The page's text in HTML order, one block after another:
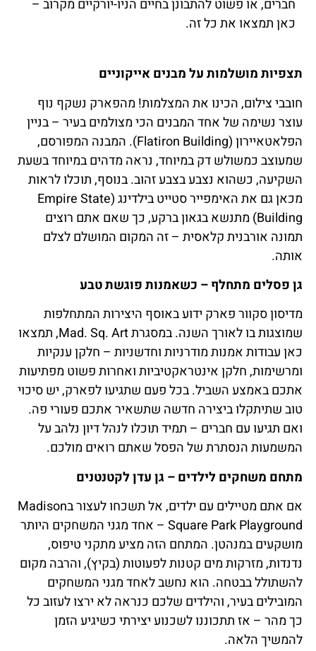
חברים, או פשוט להתבונן בחיים הניו-יורקיים מקרוב –
כאן תמצאו את כל זה.
תצפיות מושלמות על מבנים אייקוניים
חובבי צילום, הכינו את המצלמות! מהפארק נשקף נוף
עוצר נשימה של אחד המבנים הכי מצולמים בעיר – בניין
הפלאטאיירון (Flatiron Building). המבנה המפורסם,
שמעוצב כמשולש דק במיוחד, נראה מדהים במיוחד בשעת
השקיעה, כשהוא נצבע בצבע זהוב. בנוסף, תוכלו לראות
מכאן גם את האימפייר סטייט בילדינג (Empire State
Building) מתנשא בגאון ברקע, כך שאם אתם רוצים
תמונה אורבנית קלאסית – זה המקום המושלם לצלם
אותה.
גן פסלים מתחלף – כשאמנות פוגשת טבע
מדיסון סקוור פארק ידוע באוסף היצירות המתחלפות
שמוצגות בו לאורך השנה. במסגרת Mad. Sq. Art, תמצאו
כאן עבודות אמנות מודרניות וחדשניות – חלקן ענקיות
ומרשימות, חלקן אינטראקטיביות ואחרות פשוט מפתיעות
אתכם באמצע השביל. בכל פעם שתגיעו לפארק, יש סיכוי
טוב שתיתקלו ביצירה חדשה שתשאיר אתכם פעורי פה.
ואם תגיעו עם חברים – תמיד תוכלו לנהל דיון נלהב על
המשמעות הנסתרת של הפסל שאתם רואים מולכם.
מתחם משחקים לילדים – גן עדן לקטנטנים
אם אתם מטיילים עם ילדים, אל תשכחו לעצור בMadison
Square Park Playground – אחד מגני המשחקים היותר
מושקעים במנהטן. המתחם הזה מציע מתקני טיפוס,
נדנדות, מזרקות מים קטנות לפעוטות (בקיץ), והרבה מקום
להשתולל בבטחה. הוא נחשב לאחד מגני המשחקים
המובילים בעיר, והילדים שלכם כנראה לא ירצו לעזוב כל
כך מהר – אז תתכוננו לשכנוע יצירתי כשיגיע הזמן
להמשיך הלאה.